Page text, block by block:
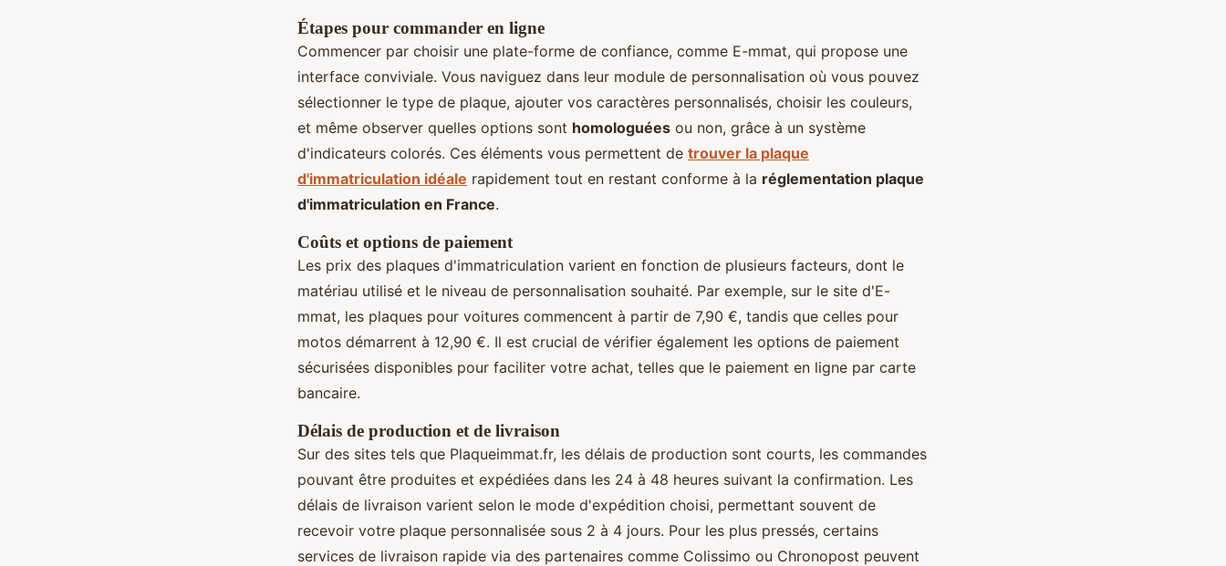
Étapes pour commander en ligne
Commencer par choisir une plate-forme de confiance, comme E-mmat, qui propose une
interface conviviale. Vous naviguez dans leur module de personnalisation où vous pouvez
sélectionner le type de plaque, ajouter vos caractères personnalisés, choisir les couleurs,
et même observer quelles options sont homologuées ou non, grâce à un système
d'indicateurs colorés. Ces éléments vous permettent de trouver la plaque
d'immatriculation idéale rapidement tout en restant conforme à la réglementation plaque
d'immatriculation en France.
Coûts et options de paiement
Les prix des plaques d'immatriculation varient en fonction de plusieurs facteurs, dont le
matériau utilisé et le niveau de personnalisation souhaité. Par exemple, sur le site d'E-
mmat, les plaques pour voitures commencent à partir de 7,90 €, tandis que celles pour
motos démarrent à 12,90 €. Il est crucial de vérifier également les options de paiement
sécurisées disponibles pour faciliter votre achat, telles que le paiement en ligne par carte
bancaire.
Délais de production et de livraison
Sur des sites tels que Plaqueimmat.fr, les délais de production sont courts, les commandes
pouvant être produites et expédiées dans les 24 à 48 heures suivant la confirmation. Les
délais de livraison varient selon le mode d'expédition choisi, permettant souvent de
recevoir votre plaque personnalisée sous 2 à 4 jours. Pour les plus pressés, certains
services de livraison rapide via des partenaires comme Colissimo ou Chronopost peuvent